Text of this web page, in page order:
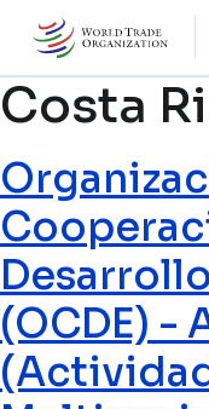
Skip to main content
Costa
(OCDE) -